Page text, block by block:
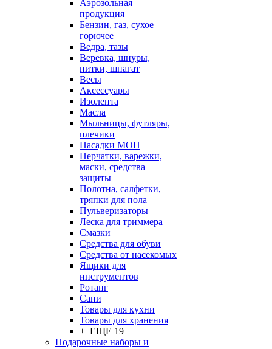
Аэрозольная
продукция
Бензин, газ, сухое
горючее
Ведра, тазы
Веревка, шнуры,
нитки, шпагат
Весы
Аксессуары
Изолента
Масла
Мыльницы, футляры,
плечики
Насадки МОП
Перчатки, варежки,
маски, средства
защиты
Полотна, салфетки,
тряпки для пола
Пульверизаторы
Леска для триммера
Смазки
Средства для обуви
Средства от насекомых
Ящики для
инструментов
Ротанг
Сани
Товары для кухни
Товары для хранения
+ ЕЩЕ 19
Подарочные наборы и